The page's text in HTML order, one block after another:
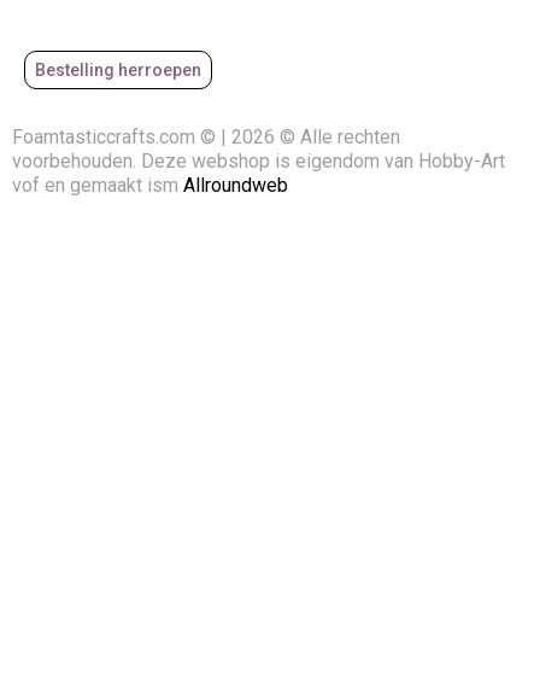
Bestelling herroepen
Foamtasticcrafts.com © | 2026 © Alle rechten
voorbehouden. Deze webshop is eigendom van Hobby-Art
vof en gemaakt ism Allroundweb